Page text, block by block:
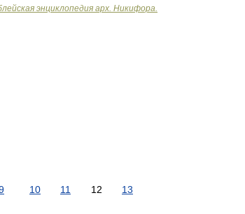
энциклопедия арх. Никифора.
10 11 12 13